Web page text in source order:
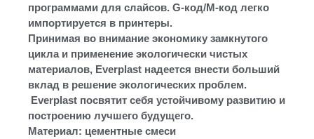
программами для слайсов. G-код/M-код легко
импортируется в принтеры.
Принимая во внимание экономику замкнутого
цикла и применение экологически чистых
материалов, Everplast надеется внести больший
вклад в решение экологических проблем.
Everplast посвятит себя устойчивому развитию и
построению лучшего будущего.
Материал: цементные смеси